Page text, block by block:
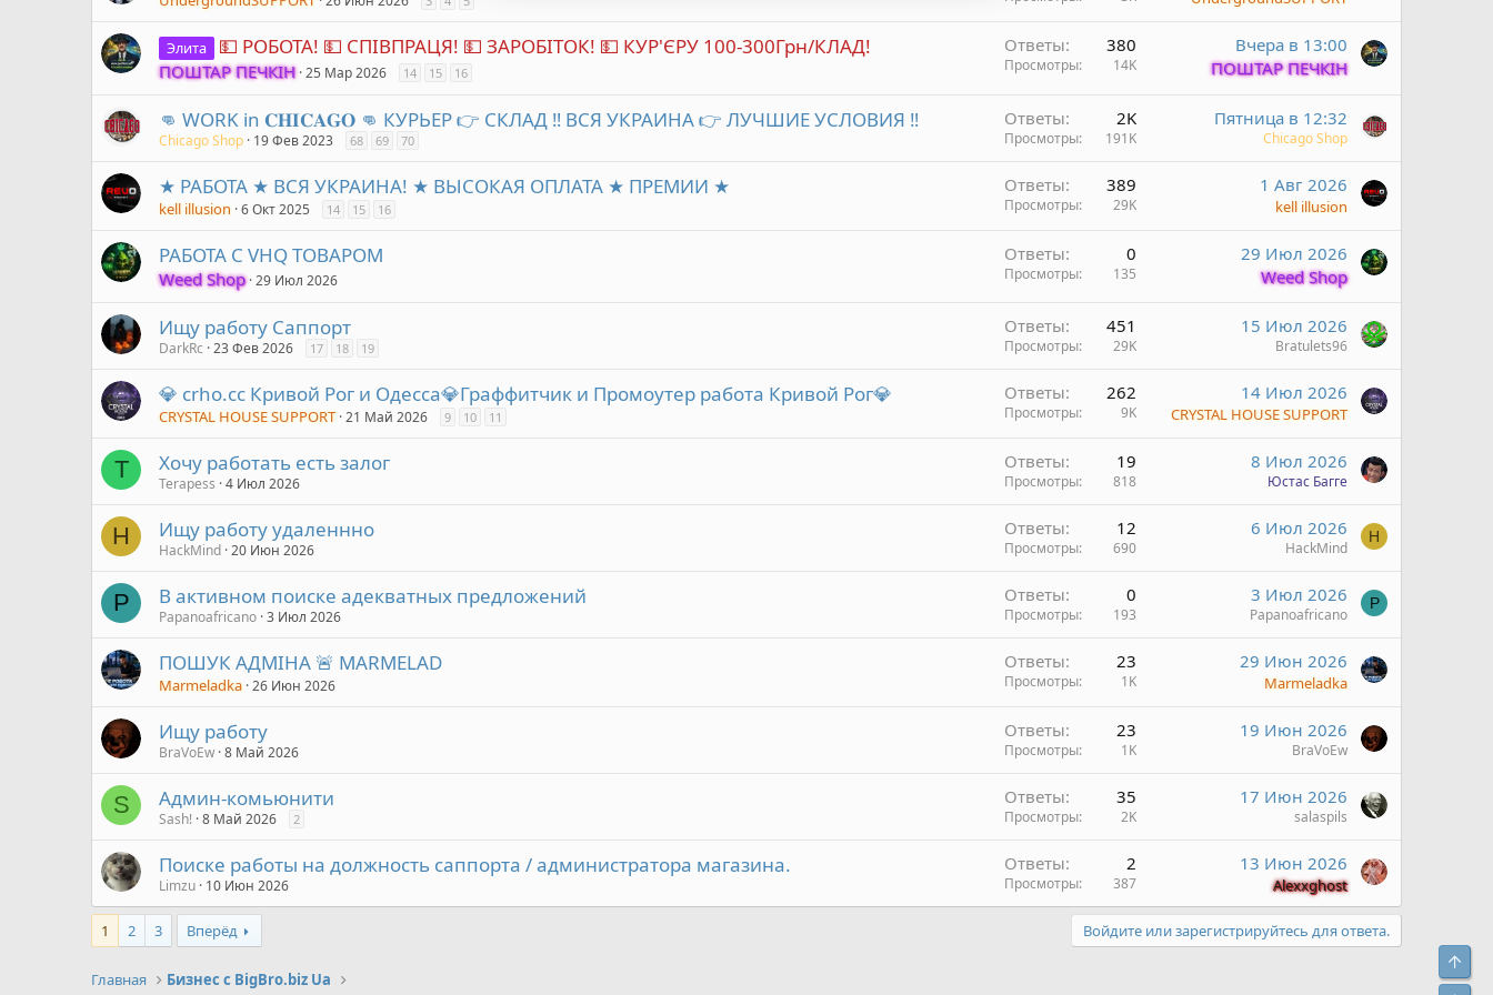
Элита 💵 РОБОТА! 💵 СПІВПРАЦЯ! 💵 ЗАРОБІТОК! 💵 КУР'ЄРУ 100-300Грн/КЛАД!
ПОШТАР ПЕЧКІН 25 Мар 2026 14 15 16
Ответы 380
Просмотры 14K
Вчера в 13:00
ПОШТАР ПЕЧКІН
👊 WORK in 𝐂𝐇𝐈𝐂𝐀𝐆𝐎 👊 КУРЬЕР 👉 СКЛАД ‼️ ВСЯ УКРАИНА 👉 ЛУЧШИЕ УСЛОВИЯ ‼️
Chicago Shop 19 Фев 2023 68 69 70
Ответы 2K
Просмотры 191K
Пятница в 12:32
Chicago Shop
★ РАБОТА ★ ВСЯ УКРАИНА! ★ ВЫСОКАЯ ОПЛАТА ★ ПРЕМИИ ★
kell illusion 6 Окт 2025 14 15 16
Ответы 389
Просмотры 29K
1 Авг 2026
kell illusion
РАБОТА С VHQ ТОВАРОМ
Weed Shop 29 Июл 2026
Ответы 0
Просмотры 135
29 Июл 2026
Weed Shop
Ищу работу Саппорт
DarkRc 23 Фев 2026 17 18 19
Ответы 451
Просмотры 29K
15 Июл 2026
Bratulets96
💎 crho.cc Кривой Рог и Одесса💎Граффитчик и Промоутер работа Кривой Рог💎
CRYSTAL HOUSE SUPPORT 21 Май 2026 9 10 11
Ответы 262
Просмотры 9K
14 Июл 2026
CRYSTAL HOUSE SUPPORT
T Хочу работать есть залог
Terapess 4 Июл 2026
Ответы 19
Просмотры 818
8 Июл 2026
Юстас Багге
H Ищу работу удаленнно
HackMind 20 Июн 2026
Ответы 12
Просмотры 690
6 Июл 2026
HackMind
H
P В активном поиске адекватных предложений
Papanoafricano 3 Июл 2026
Ответы 0
Просмотры 193
3 Июл 2026
Papanoafricano
P
ПОШУК АДМІНА 🚨 MARMELAD
Marmeladka 26 Июн 2026
Ответы 23
Просмотры 1K
29 Июн 2026
Marmeladka
Ищу работу
BraVoEw 8 Май 2026
Ответы 23
Просмотры 1K
19 Июн 2026
BraVoEw
S Админ-комьюнити
Sash! 8 Май 2026 2
Ответы 35
Просмотры 2K
17 Июн 2026
salaspils
Поиске работы на должность саппорта / администратора магазина.
Limzu 10 Июн 2026
Ответы 2
Просмотры 387
13 Июн 2026
Alexxghost
1 2 3 Вперёд Войдите или зарегистрируйтесь для ответа.
Главная Бизнес с BigBro.biz Ua